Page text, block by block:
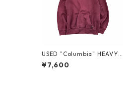
USED "Columbia" HEAVY
COTTON HOODIE
¥7,600